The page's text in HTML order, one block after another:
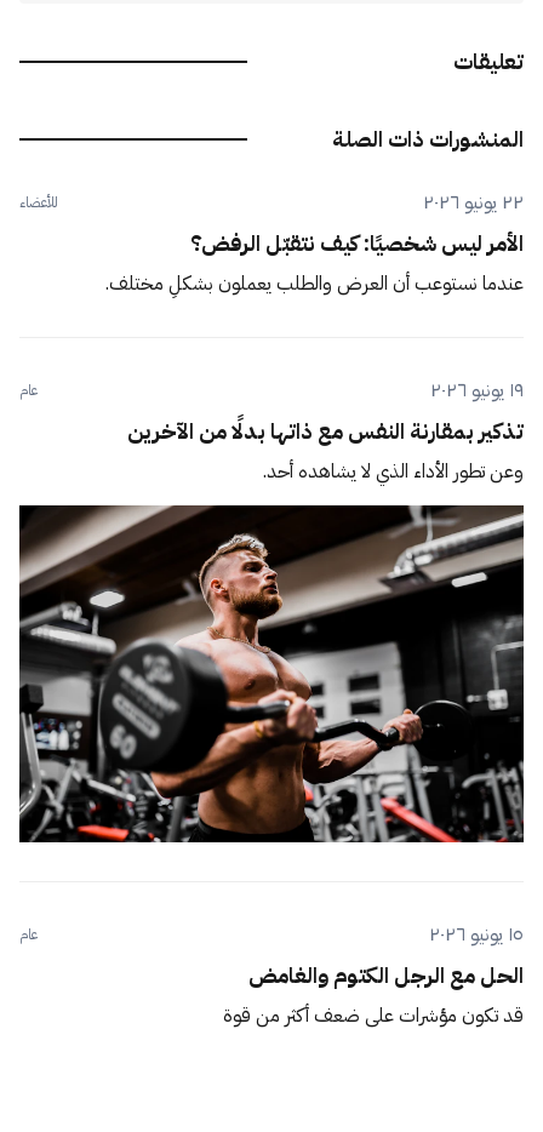
تعليقات
المنشورات ذات الصلة
٢٢ يونيو ٢٠٢٦ للأعضاء
الأمر ليس شخصيًا: كيف نتقبّل الرفض؟
عندما نستوعب أن العرض والطلب يعملون بشكلٍ مختلف.
١٩ يونيو ٢٠٢٦ عام
تذكير بمقارنة النفس مع ذاتها بدلًا من الآخرين
وعن تطور الأداء الذي لا يشاهده أحد.
١٥ يونيو ٢٠٢٦ عام
الحل مع الرجل الكتوم والغامض
قد تكون مؤشرات على ضعف أكثر من قوة